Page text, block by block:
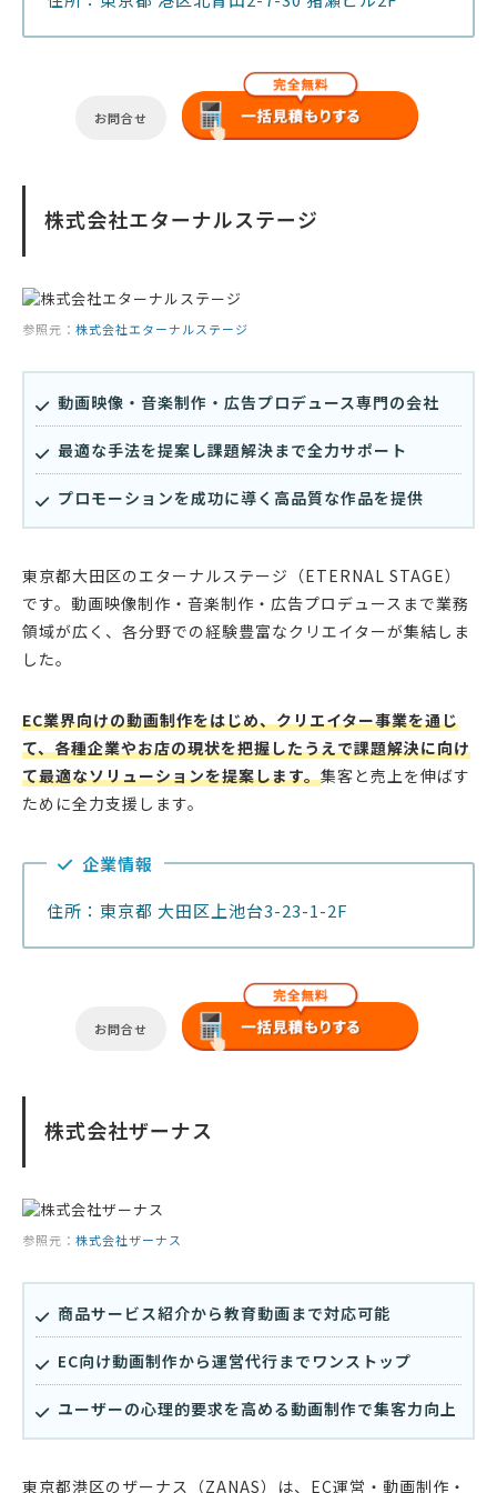
お問合せ
株式会社エターナルステージ
参照元： 株式会社エターナルステージ
動画映像・音楽制作・広告プロデュース専門の会社
最適な手法を提案し課題解決まで全力サポート
プロモーションを成功に導く高品質な作品を提供
東京都大田区のエターナルステージ（ETERNAL STAGE）
です。動画映像制作・音楽制作・広告プロデュースまで業務
領域が広く、各分野での経験豊富なクリエイターが集結しま
した。
EC業界向けの動画制作をはじめ、クリエイター事業を通じ
て、各種企業やお店の現状を把握したうえで課題解決に向け
て最適なソリューションを提案します。集客と売上を伸ばす
ために全力支援します。
企業情報
住所：東京都 大田区上池台3-23-1-2F
お問合せ
株式会社ザーナス
参照元： 株式会社ザーナス
商品サービス紹介から教育動画まで対応可能
EC向け動画制作から運営代行までワンストップ
ユーザーの心理的要求を高める動画制作で集客力向上
東京都港区のザーナス（ZANAS）は、EC運営・動画制作・